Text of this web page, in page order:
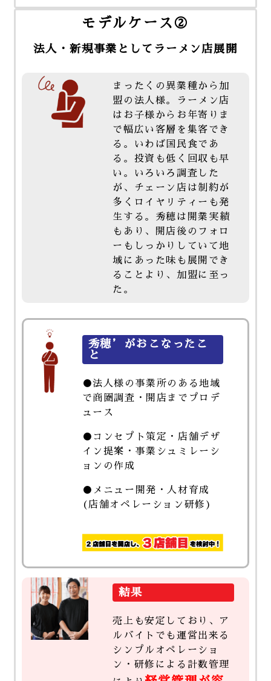
モデルケース②
法人・新規事業としてラーメン店展開
まったくの異業種から加
盟の法人様。ラーメン店
はお子様からお年寄りま
で幅広い客層を集客でき
る。いわば国民食であ
る。投資も低く回収も早
い。いろいろ調査した
が、チェーン店は制約が
多くロイヤリティーも発
生する。秀穂は開業実績
もあり、開店後のフォロ
ーもしっかりしていて地
域にあった味も展開でき
ることより、加盟に至っ
た。
秀穂’がおこなったこ
と
●法人様の事業所のある地域
で商圏調査・開店までプロデ
ュース
●コンセプト策定・店舗デザ
イン提案・事業シュミレーシ
ョンの作成
●メニュー開発・人材育成
(店舗オペレーション研修)
結果
売上も安定しており、ア
ルバイトでも運営出来る
シンプルオペレーショ
ン・研修による計数管理